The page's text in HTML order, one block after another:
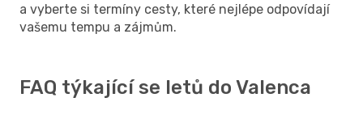
a vyberte si termíny cesty, které nejlépe odpovídají
vašemu tempu a zájmům.
FAQ týkající se letů do Valenca